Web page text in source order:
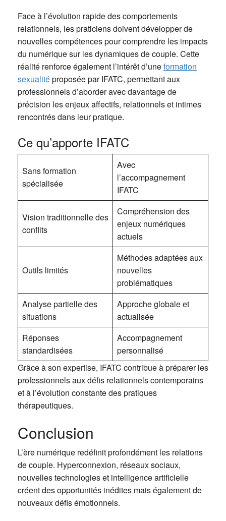
Face à l’évolution rapide des comportements
relationnels, les praticiens doivent développer de
nouvelles compétences pour comprendre les impacts
du numérique sur les dynamiques de couple. Cette
réalité renforce également l’intérêt d’uneformation
sexualitéproposée par IFATC, permettant aux
professionnels d’aborder avec davantage de
précision les enjeux affectifs, relationnels et intimes
rencontrés dans leur pratique.
Ce qu’apporte IFATC
Sans formation
spécialisée
Avec
l’accompagnement
IFATC
Vision traditionnelle des
conflits
Compréhension des
enjeux numériques
actuels
Outils limités
Méthodes adaptées aux
nouvelles
problématiques
Analyse partielle des
situations
Approche globale et
actualisée
Réponses
standardisées
Accompagnement
personnalisé
Grâce à son expertise, IFATC contribue à préparer les
professionnels aux défis relationnels contemporains
et à l’évolution constante des pratiques
thérapeutiques.
Conclusion
L’ère numérique redéfinit profondément les relations
de couple. Hyperconnexion, réseaux sociaux,
nouvelles technologies et intelligence artificielle
créent des opportunités inédites mais également de
nouveaux défis émotionnels.